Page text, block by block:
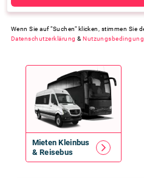
Wenn Sie auf "Suchen" klicken, stimmen Sie
Datenschutzerklärung &
Mieten Kleinbus
& Reisebus